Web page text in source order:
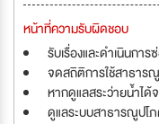
หน้าที่ความรับผิดชอบ
รับเรื่องและดำเนินกา
จดสถิติการใช้สาธาร
หากดูแลสระว่ายน้ำไ
ดูแลระบบสาธารณูปโ